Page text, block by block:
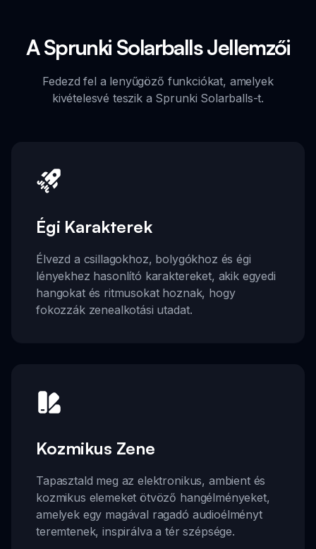
A Sprunki Solarballs Jellemzői
Fedezd fel a lenyűgöző funkciókat, amelyek
kivételesvé teszik a Sprunki Solarballs-t.
Égi Karakterek
Élvezd a csillagokhoz, bolygókhoz és égi
lényekhez hasonlító karaktereket, akik egyedi
hangokat és ritmusokat hoznak, hogy
fokozzák zenealkotási utadat.
Kozmikus Zene
Tapasztald meg az elektronikus, ambient és
kozmikus elemeket ötvöző hangélményeket,
amelyek egy magával ragadó audioélményt
teremtenek, inspirálva a tér szépsége.